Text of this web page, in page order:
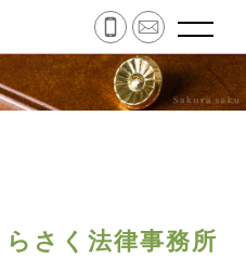
さく法律事務所